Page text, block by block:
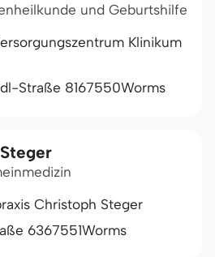
und Geburtshilfe
Klinikum
Straße 8167550Worms
Christoph Steger
6367551Worms